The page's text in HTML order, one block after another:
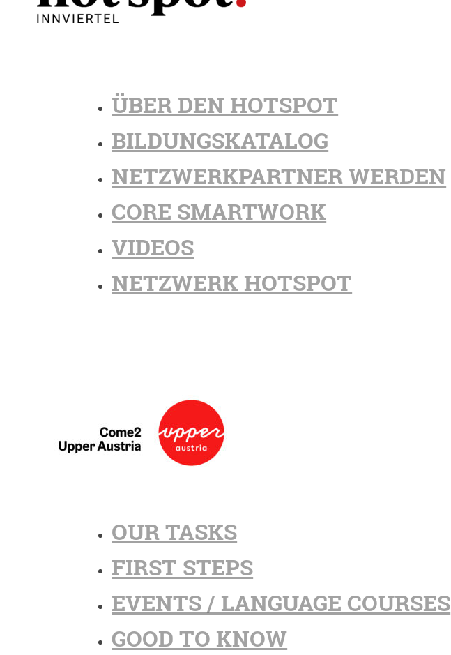
ÜBER DEN HOTSPOT
BILDUNGSKATALOG
NETZWERKPARTNER WERDEN
CORE SMARTWORK
VIDEOS
NETZWERK HOTSPOT
OUR TASKS
FIRST STEPS
EVENTS / LANGUAGE COURSES
GOOD TO KNOW